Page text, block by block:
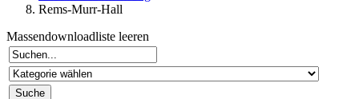
Rems-Murr-Hall
Massendownloadliste leeren